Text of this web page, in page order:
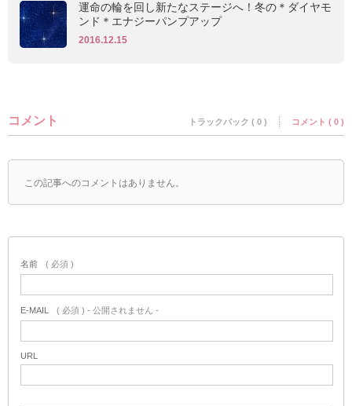
運命の輪を回し新たなステージへ！冬の＊ダイヤモ
ンド＊エナジーパンプアップ
2016.12.15
コメント トラックバック ( 0 ) コメント ( 0 )
この記事へのコメントはありません。
名前 ( 必須 )
E-MAIL ( 必須 ) - 公開されません -
URL